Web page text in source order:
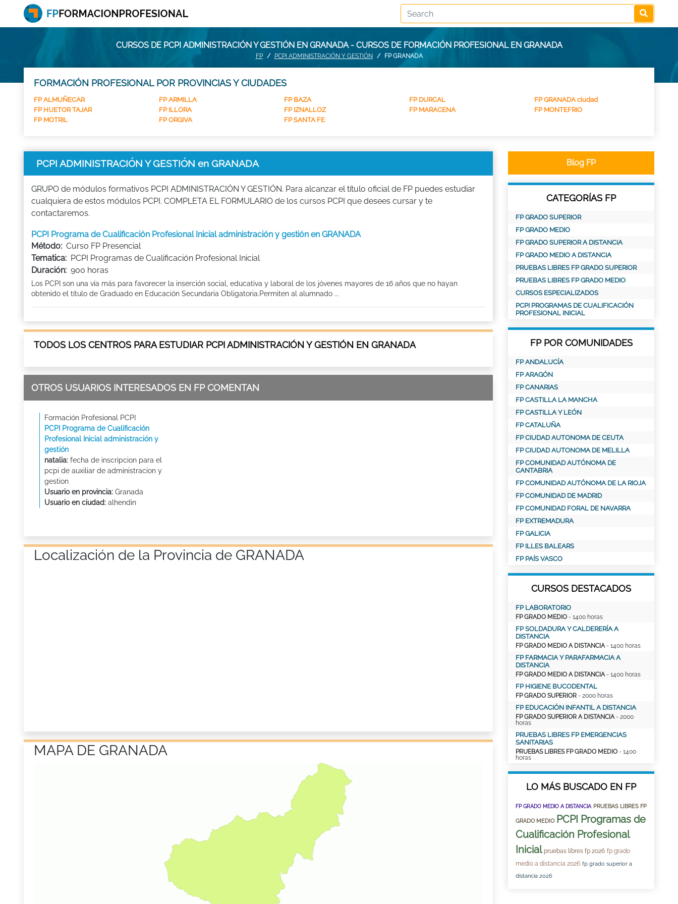
CURSOS DE PCPI ADMINISTRACIÓN Y GESTIÓN EN GRANADA - CURSOS DE FORMACIÓN PROFESIONAL EN GRANADA
FP PCPI ADMINISTRACIÓN Y GESTIÓN FP GRANADA
FORMACIÓN PROFESIONAL POR PROVINCIAS Y CIUDADES
FP ALMUÑECAR FP ARMILLA FP BAZA FP DURCAL
FP GRANADA ciudad
FP HUETOR TAJAR
FP ILLORA FP IZNALLOZ FP MARACENA
FP MONTEFRIO
FP MOTRIL
FP ORGIVA FP SANTA FE
PCPI ADMINISTRACIÓN Y GESTIÓN en GRANADA
GRUPO de módulos formativos PCPI ADMINISTRACIÓN Y GESTIÓN. Para alcanzar el título oficial de FP puedes estudiar
cualquiera de estos módulos PCPI. COMPLETA EL FORMULARIO de los cursos PCPI que desees cursar y te
contactaremos.
PCPI Programa de Cualificación Profesional Inicial administración y gestión en GRANADA
Método: Curso FP Presencial
Tematica: PCPI Programas de Cualificación Profesional Inicial
Duración: 900 horas
Los PCPI son una vía más para favorecer la inserción social, educativa y laboral de los jóvenes mayores de 16 años que no hayan
obtenido el título de Graduado en Educación Secundaria Obligatoria.Permiten al alumnado ...
TODOS LOS CENTROS PARA ESTUDIAR PCPI ADMINISTRACIÓN Y GESTIÓN EN GRANADA
OTROS USUARIOS INTERESADOS EN FP COMENTAN
Formación Profesional PCPI
PCPI Programa de Cualificación
Profesional Inicial administración y
gestión
natalia: fecha de inscripcion para el
pcpi de auxiliar de administracion y
gestion
Usuario en provincia: Granada
Usuario en ciudad: alhendin
Localización de la Provincia de GRANADA
MAPA DE GRANADA
Blog FP
CATEGORÍAS FP
FP GRADO SUPERIOR
FP GRADO MEDIO
FP GRADO SUPERIOR A DISTANCIA
FP GRADO MEDIO A DISTANCIA
PRUEBAS LIBRES FP GRADO SUPERIOR
PRUEBAS LIBRES FP GRADO MEDIO
CURSOS ESPECIALIZADOS
PCPI PROGRAMAS DE CUALIFICACIÓN
PROFESIONAL INICIAL
FP POR COMUNIDADES
FP ANDALUCÍA
FP ARAGÓN
FP CANARIAS
FP CASTILLA LA MANCHA
FP CASTILLA Y LEÓN
FP CATALUÑA
FP CIUDAD AUTONOMA DE CEUTA
FP CIUDAD AUTONOMA DE MELILLA
FP COMUNIDAD AUTÓNOMA DE
CANTABRIA
FP COMUNIDAD AUTÓNOMA DE LA RIOJA
FP COMUNIDAD DE MADRID
FP COMUNIDAD FORAL DE NAVARRA
FP EXTREMADURA
FP GALICIA
FP ILLES BALEARS
FP PAÍS VASCO
CURSOS DESTACADOS
FP LABORATORIO
FP GRADO MEDIO - 1400 horas
FP SOLDADURA Y CALDERERÍA A
DISTANCIA
FP GRADO MEDIO A DISTANCIA- 1400 horas
FP FARMACIA Y PARAFARMACIA A
DISTANCIA
FP GRADO MEDIO A DISTANCIA- 1400 horas
FP HIGIENE BUCODENTAL
FP GRADO SUPERIOR - 2000 horas
FP EDUCACIÓN INFANTIL A DISTANCIA
FP GRADO SUPERIOR A DISTANCIA- 2000
horas
PRUEBAS LIBRES FP EMERGENCIAS
SANITARIAS
PRUEBAS LIBRES FP GRADO MEDIO - 1400
horas
LO MÁS BUSCADO EN FP
FP GRADO MEDIO A DISTANCIA PRUEBAS LIBRES FP
GRADO MEDIO PCPI Programas de
Cualificación Profesional
Inicial pruebas libres fp 2026 fp grado
medio a distancia 2026 fp grado superior a
distancia 2026